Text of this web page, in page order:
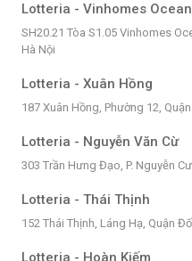
Lotteria - Vinhomes
SH20.21 Tòa S1.05 Vinhomes
Hà Nội
Lotteria - Xuân Hồng
187 Xuân Hồng, Phường 12,
Lotteria - Nguyễn Văn Cừ
303 Trần Hưng Đạo, P. Nguyễn
Lotteria - Thái Thịnh
152 Thái Thịnh, Láng Hạ, Quận
Lotteria - Hoàn Kiếm